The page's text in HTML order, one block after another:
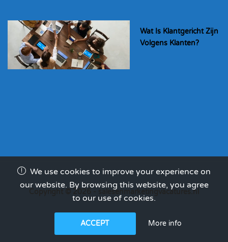
Wat Is Klantgericht Zijn
Volgens Klanten?
Copyright © 2026 - salesenmarketingvacatures.nl
We use cookies to improve your experience on
our website. By browsing this website, you agree
to our use of cookies.
ACCEPT More info